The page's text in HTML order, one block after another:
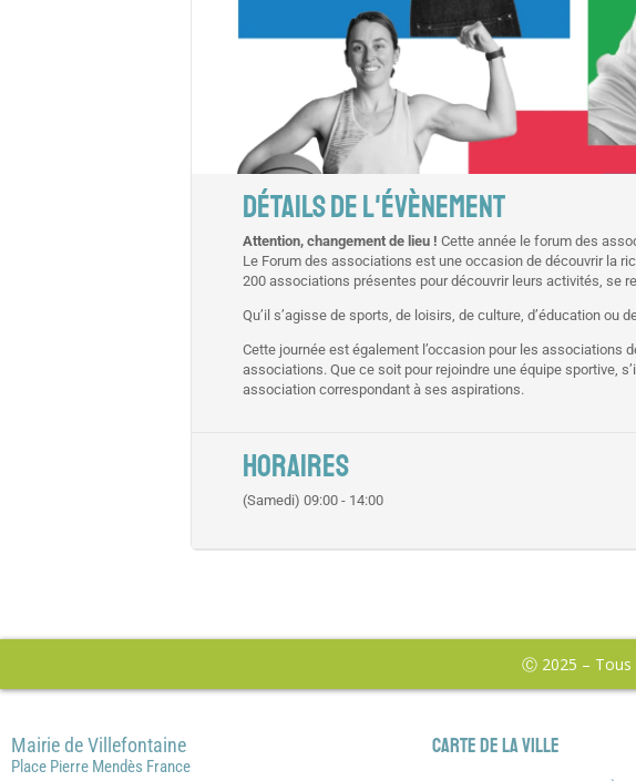
DÉTAILS DE L'ÉVÈNEMENT
Attention, changement de lieu ! Cette année le forum des
Le Forum des associations est une occasion de découvrir la
200 associations présentes pour découvrir leurs activités, se
Qu’il s’agisse de sports, de loisirs, de culture, d’éducation
Cette journée est également l’occasion pour les associations
associations. Que ce soit pour rejoindre une équipe sportive,
association correspondant à ses aspirations.
HORAIRES
(Samedi) 09:00 - 14:00
Ⓒ 2025 – Tous
Mairie de Villefontaine
Place Pierre Mendès France
Carte de la ville